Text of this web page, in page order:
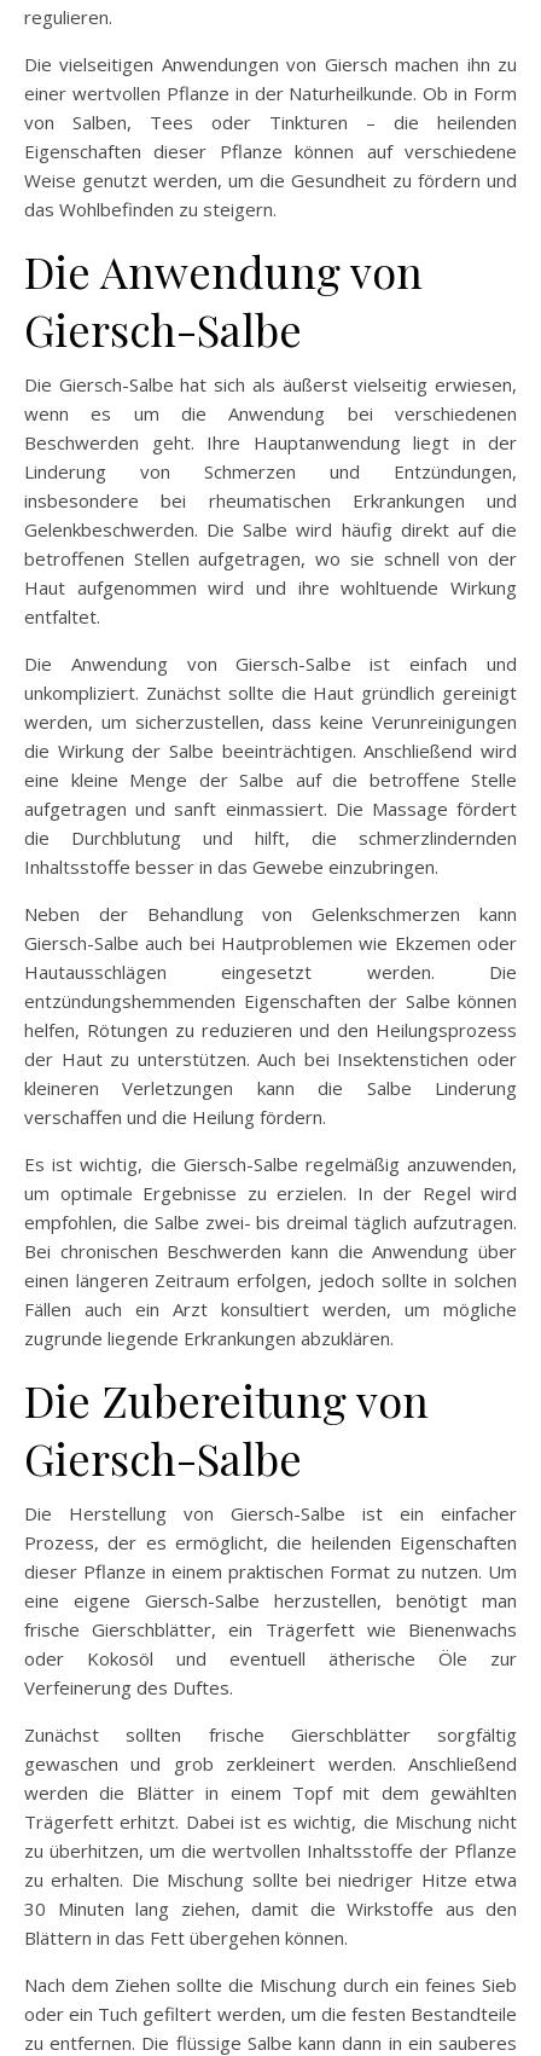
regulieren.
Die vielseitigen Anwendungen von Giersch machen ihn zu
einer wertvollen Pflanze in der Naturheilkunde. Ob in Form
von Salben, Tees oder Tinkturen – die heilenden
Eigenschaften dieser Pflanze können auf verschiedene
Weise genutzt werden, um die Gesundheit zu fördern und
das Wohlbefinden zu steigern.
Die Anwendung von
Giersch-Salbe
Die Giersch-Salbe hat sich als äußerst vielseitig erwiesen,
wenn es um die Anwendung bei verschiedenen
Beschwerden geht. Ihre Hauptanwendung liegt in der
Linderung von Schmerzen und Entzündungen,
insbesondere bei rheumatischen Erkrankungen und
Gelenkbeschwerden. Die Salbe wird häufig direkt auf die
betroffenen Stellen aufgetragen, wo sie schnell von der
Haut aufgenommen wird und ihre wohltuende Wirkung
entfaltet.
Die Anwendung von Giersch-Salbe ist einfach und
unkompliziert. Zunächst sollte die Haut gründlich gereinigt
werden, um sicherzustellen, dass keine Verunreinigungen
die Wirkung der Salbe beeinträchtigen. Anschließend wird
eine kleine Menge der Salbe auf die betroffene Stelle
aufgetragen und sanft einmassiert. Die Massage fördert
die Durchblutung und hilft, die schmerzlindernden
Inhaltsstoffe besser in das Gewebe einzubringen.
Neben der Behandlung von Gelenkschmerzen kann
Giersch-Salbe auch bei Hautproblemen wie Ekzemen oder
Hautausschlägen eingesetzt werden. Die
entzündungshemmenden Eigenschaften der Salbe können
helfen, Rötungen zu reduzieren und den Heilungsprozess
der Haut zu unterstützen. Auch bei Insektenstichen oder
kleineren Verletzungen kann die Salbe Linderung
verschaffen und die Heilung fördern.
Es ist wichtig, die Giersch-Salbe regelmäßig anzuwenden,
um optimale Ergebnisse zu erzielen. In der Regel wird
empfohlen, die Salbe zwei- bis dreimal täglich aufzutragen.
Bei chronischen Beschwerden kann die Anwendung über
einen längeren Zeitraum erfolgen, jedoch sollte in solchen
Fällen auch ein Arzt konsultiert werden, um mögliche
zugrunde liegende Erkrankungen abzuklären.
Die Zubereitung von
Giersch-Salbe
Die Herstellung von Giersch-Salbe ist ein einfacher
Prozess, der es ermöglicht, die heilenden Eigenschaften
dieser Pflanze in einem praktischen Format zu nutzen. Um
eine eigene Giersch-Salbe herzustellen, benötigt man
frische Gierschblätter, ein Trägerfett wie Bienenwachs
oder Kokosöl und eventuell ätherische Öle zur
Verfeinerung des Duftes.
Zunächst sollten frische Gierschblätter sorgfältig
gewaschen und grob zerkleinert werden. Anschließend
werden die Blätter in einem Topf mit dem gewählten
Trägerfett erhitzt. Dabei ist es wichtig, die Mischung nicht
zu überhitzen, um die wertvollen Inhaltsstoffe der Pflanze
zu erhalten. Die Mischung sollte bei niedriger Hitze etwa
30 Minuten lang ziehen, damit die Wirkstoffe aus den
Blättern in das Fett übergehen können.
Nach dem Ziehen sollte die Mischung durch ein feines Sieb
oder ein Tuch gefiltert werden, um die festen Bestandteile
zu entfernen. Die flüssige Salbe kann dann in ein sauberes